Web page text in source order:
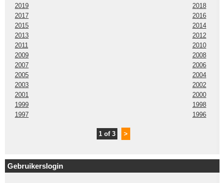
2019
2018
2017
2016
2015
2014
2013
2012
2011
2010
2009
2008
2007
2006
2005
2004
2003
2002
2001
2000
1999
1998
1997
1996
1 of 3 >
Gebruikerslogin